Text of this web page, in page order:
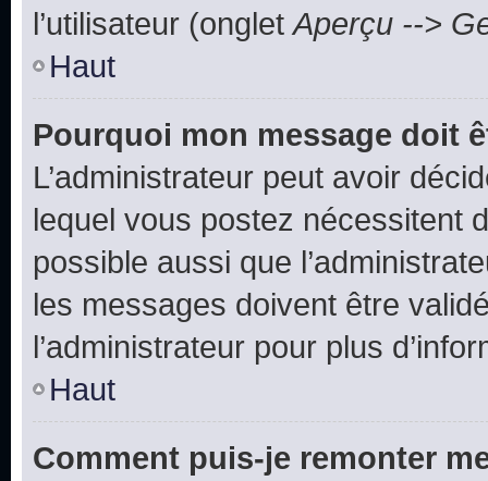
l’utilisateur (ongletAperçu -->
Haut
Pourquoi mon message doit
L’administrateur peut avoir
lequel vous postez nécessitent
possible aussi que
les messages doivent être
l’administrateur pour plus
Haut
Comment puis-je remonter